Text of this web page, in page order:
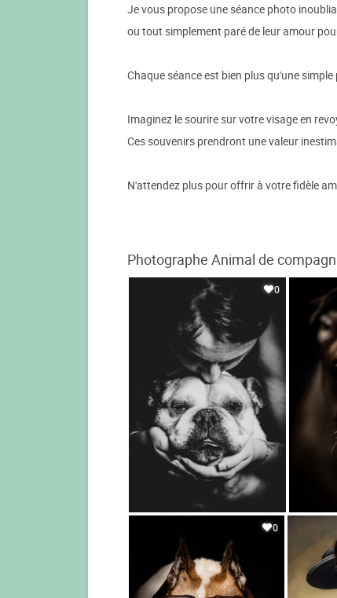
Je vous propose une séance photo
ou tout simplement paré de leur amour
Chaque séance est bien plus qu'une
Imaginez le sourire sur votre visage en
Ces souvenirs prendront une valeur
N'attendez plus pour offrir à votre fidèle
Photographe Animal de
0
0